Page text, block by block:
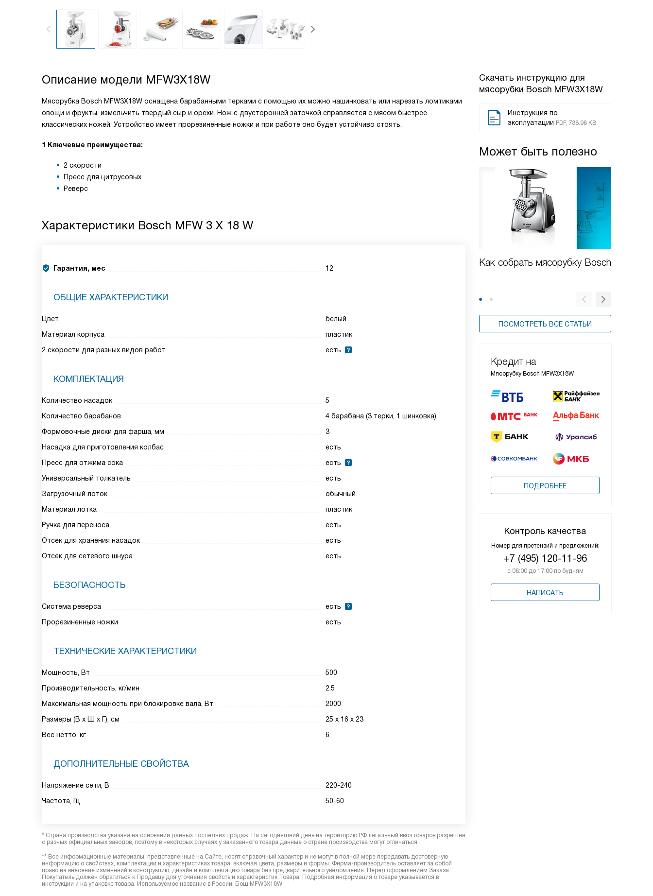
Скачать инструкцию для
мясорубки Bosch MFW3X18W
Инструкция по
эксплуатации PDF, 738.98 KB
Может быть полезно
Как собрать мясорубку Bosch
ПОСМОТРЕТЬ ВСЕ СТАТЬИ
Кредит на
Мясорубку Bosch MFW3X18W
ПОДРОБНЕЕ
Контроль качества
Номер для претензий и предложений:
+7 (495) 120-11-96
с 08:00 до 17:00 по будням
НАПИСАТЬ
Описание модели MFW3X18W
Мясорубка Bosch MFW3X18W оснащена барабанными терками с помощью их можно нашинковать или нарезать ломтиками
овощи и фрукты, измельчить твердый сыр и орехи. Нож с двусторонней заточкой справляется с мясом быстрее
классических ножей. Устройство имеет прорезиненные ножки и при работе оно будет устойчиво стоять.
1 Ключевые преимущества:
2 скорости
Пресс для цитрусовых
Реверс
Характеристики Bosch MFW 3 X 18 W
Гарантия, мес 12
ОБЩИЕ ХАРАКТЕРИСТИКИ
Цвет
белый
Материал корпуса
пластик
2 скорости для разных видов работ
есть
КОМПЛЕКТАЦИЯ
Количество насадок
5
Количество барабанов
4 барабана (3 терки, 1 шинковка)
Формовочные диски для фарша, мм
3
Насадка для приготовления колбас
есть
Пресс для отжима сока
есть
Универсальный толкатель
есть
Загрузочный лоток
обычный
Материал лотка
пластик
Ручка для переноса
есть
Отсек для хранения насадок
есть
Отсек для сетевого шнура
есть
БЕЗОПАСНОСТЬ
Система реверса
есть
Прорезиненные ножки
есть
ТЕХНИЧЕСКИЕ ХАРАКТЕРИСТИКИ
Мощность, Вт
500
Производительность, кг/мин
2.5
Максимальная мощность при блокировке вала, Вт
2000
Размеры (В х Ш х Г), см
25 х 16 х 23
Вес нетто, кг
6
ДОПОЛНИТЕЛЬНЫЕ СВОЙСТВА
Напряжение сети, В
220-240
Частота, Гц
50-60
* Страна производства указана на основании данных последних продаж. На сегодняшний день на территорию РФ легальный ввоз товаров разрешен
с разных официальных заводов, поэтому в некоторых случаях у заказанного товара данные о стране производства могут отличаться.
** Все информационные материалы, представленные на Сайте, носят справочный характер и не могут в полной мере передавать достоверную
информацию о свойствах, комплектации и характеристиках товара, включая цвета, размеры и формы. Фирма-производитель оставляет за собой
право на внесение изменений в конструкцию, дизайн и комплектацию товара без предварительного уведомления. Перед оформлением Заказа
Покупатель должен обратиться к Продавцу для уточнения свойств и характеристик Товара. Подробная информация о товаре указывается в
инструкции и на упаковке товара. Используемое название в России: Бош MFW3X18W